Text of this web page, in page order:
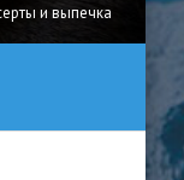
и выпечка